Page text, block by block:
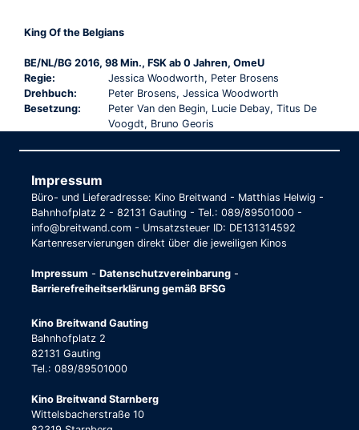
King Of the Belgians
BE/NL/BG 2016, 98 Min., FSK ab 0 Jahren, OmeU
Regie:
Jessica Woodworth, Peter Brosens
Drehbuch:
Peter Brosens, Jessica Woodworth
Besetzung:
Peter Van den Begin, Lucie Debay, Titus De
Voogdt, Bruno Georis
Impressum
Büro- und Lieferadresse: Kino Breitwand - Matthias Helwig -
Bahnhofplatz 2 - 82131 Gauting - Tel.: 089/89501000 -
info@breitwand.com - Umsatzsteuer ID: DE131314592
Kartenreservierungen direkt über die jeweiligen Kinos
Impressum - Datenschutzvereinbarung -
Barrierefreiheitserklärung gemäß BFSG
Kino Breitwand Gauting
Bahnhofplatz 2
82131 Gauting
Tel.: 089/89501000
Kino Breitwand Starnberg
Wittelsbacherstraße 10